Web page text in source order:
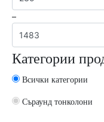
–
Категории
Всички категории
Съраунд тонколони